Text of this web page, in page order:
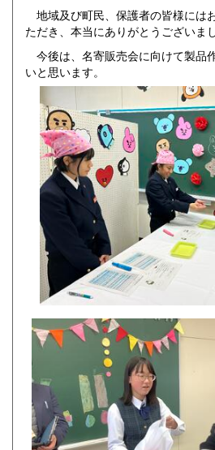
地域及び町民、保護者の皆様には
ただき、本当にありがとうございまし
今後は、名寄販売会に向けて製品
いと思います。